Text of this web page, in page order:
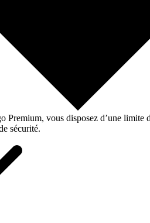
Premium, vous disposez d’une limite
sécurité.